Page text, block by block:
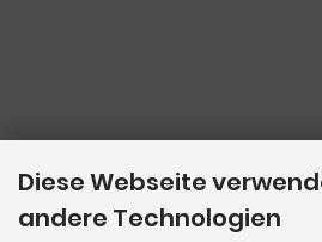
Diese Webseite
andere Technologien